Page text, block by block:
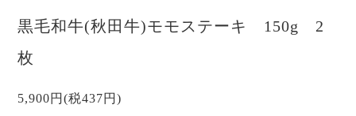
黒毛和牛(秋田牛)モモステーキ 150g 2
枚
5,900円(税437円)